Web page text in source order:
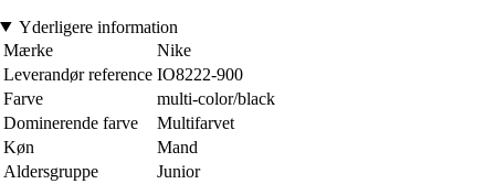
Yderligere information
Mærke
Nike
Leverandør reference IO8222-900
Farve
multi-color/black
Dominerende farve
Multifarvet
Køn
Mand
Aldersgruppe
Junior